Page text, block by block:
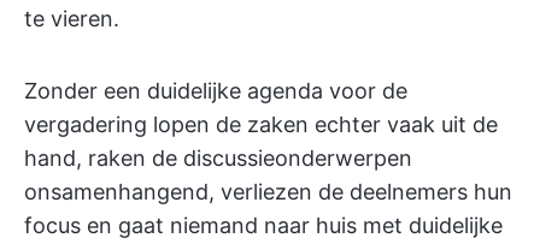
te vieren.
Zonder een duidelijke agenda voor de
vergadering lopen de zaken echter vaak uit de
hand, raken de discussieonderwerpen
onsamenhangend, verliezen de deelnemers hun
focus en gaat niemand naar huis met duidelijke